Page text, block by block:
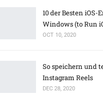
10 der Besten iOS-
Windows (to Run
OCT 10, 2020
So speichern und
Instagram Reels
DEC 28, 2020